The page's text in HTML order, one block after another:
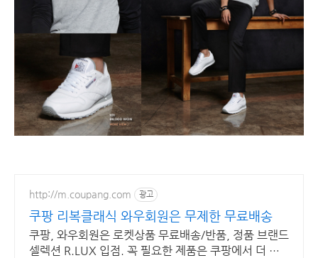
http://m.coupang.com 광고
쿠팡 리복클래식 와우회원은 무제한 무료배송
쿠팡, 와우회원은 로켓상품 무료배송/반품, 정품 브랜드
셀렉션 R.LUX 입점. 꼭 필요한 제품은 쿠팡에서 더 저